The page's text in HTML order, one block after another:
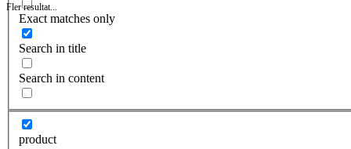
Fler resultat...
Exact matches only
Search in title
Search in content
product